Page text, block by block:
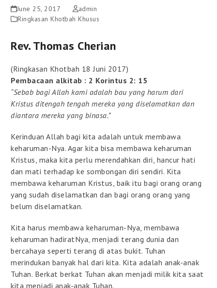
June 25, 2017
admin
Ringkasan Khotbah Khusus
Rev. Thomas Cherian
(Ringkasan Khotbah 18 Juni 2017)
Pembacaan alkitab : 2 Korintus 2: 15
“Sebab bagi Allah kami adalah bau yang harum dari
Kristus ditengah tengah mereka yang diselamatkan dan
diantara mereka yang binasa.”
Kerinduan Allah bagi kita adalah untuk membawa
keharuman-Nya. Agar kita bisa membawa keharuman
Kristus, maka kita perlu merendahkan diri, hancur hati
dan mati terhadap ke sombongan diri sendiri. Kita
membawa keharuman Kristus, baik itu bagi orang orang
yang sudah diselamatkan dan bagi orang orang yang
belum diselamatkan.
Kita harus membawa keharuman-Nya, membawa
keharuman hadiratNya, menjadi terang dunia dan
bercahaya seperti terang di atas bukit. Tuhan
merindukan banyak hal dari kita. Kita adalah anak-anak
Tuhan. Berkat berkat Tuhan akan menjadi milik kita saat
kita menjadi anak-anak Tuhan.